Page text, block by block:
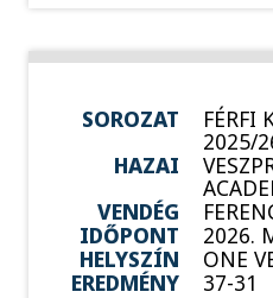
SOROZAT FÉRFI
2025/
HAZAI
VENDÉG
IDŐPONT
2026.
HELYSZÍN
ONE
EREDMÉNY
37-31